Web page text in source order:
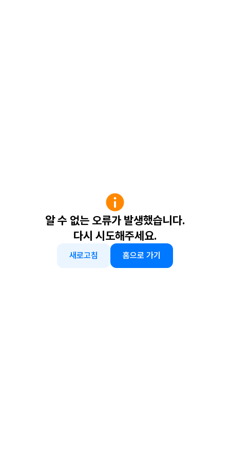
알 수 없는 오류가 발생했습니다.
다시 시도해주세요.
새로고침 홈으로 가기